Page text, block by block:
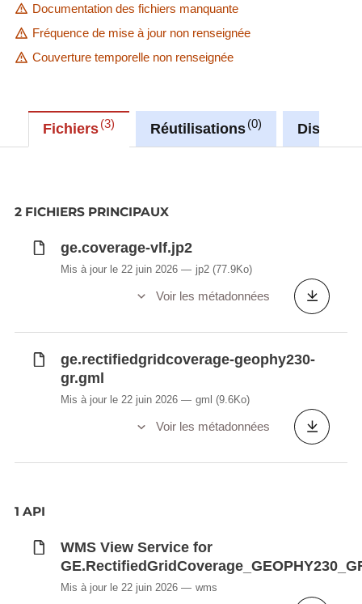
Documentation des fichiers manquante
Fréquence de mise à jour non renseignée
Couverture temporelle non renseignée
Fichiers 3 Réutilisations 0
2 FICHIERS PRINCIPAUX
ge.coverage-vlf.jp2
Mis à jour le 22 juin 2026 jp2 (77.9Ko)
Voir les métadonnées
ge.rectifiedgridcoverage-geophy230-
gr.gml
Mis à jour le 22 juin 2026 gml (9.6Ko)
Voir les métadonnées
1 API
WMS View Service for
Mis à jour le 22 juin 2026 wms